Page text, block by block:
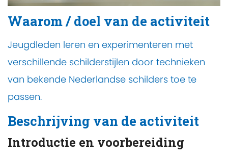
Waarom / doel van de activiteit
Jeugdleden leren en experimenteren met
verschillende schilderstijlen door technieken
van bekende Nederlandse schilders toe te
passen.
Beschrijving van de activiteit
Introductie en voorbereiding